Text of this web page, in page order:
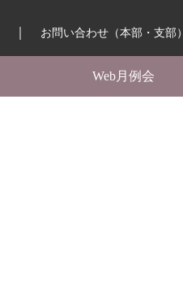
お問い合わせ（本部・支部）
Web月例会